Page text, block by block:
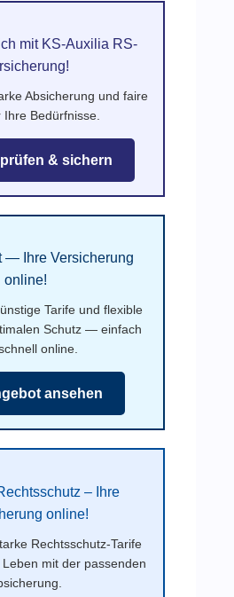
mit KS-Auxilia RS-
Absicherung und faire
Ihre Bedürfnisse.
& sichern
— Ihre Versicherung
online!
Tarife und flexible
Schutz — einfach
online.
ansehen
– Ihre
online!
Rechtsschutz-Tarife
mit der passenden